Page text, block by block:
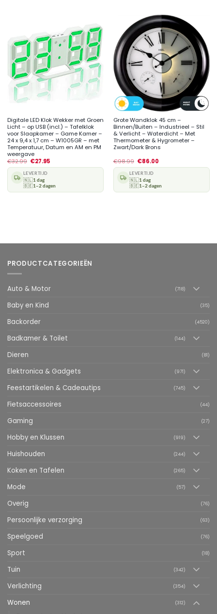
Digitale LED Klok Wekker met Groen
Licht – op USB (incl.) – Tafelklok
voor Slaapkamer – Game Kamer –
24 x 9,4 x 1,7 cm – W1005GR – met
Temperatuur, Datum en AM en PM
weergave
€32.99 €27.95
LEVERTIJD
🇳🇱1 dag
🇧🇪1–2 dagen
Grote Wandklok 45 cm –
Binnen/Buiten – Industrieel – Stil
& Verlicht – Waterdicht – Met
Thermometer & Hygrometer –
Zwart/Dark Brons
€98.99 €86.00
LEVERTIJD
🇳🇱1 dag
🇧🇪1–2 dagen
PRODUCTCATEGORIEËN
Auto & Motor (718)
Baby en Kind (35)
Backorder (4520)
Badkamer & Toilet (144)
Dieren (81)
Elektronica & Gadgets (971)
Feestartikelen & Cadeautips (745)
Fietsaccessoires (44)
Gaming (27)
Hobby en Klussen (919)
Huishouden (244)
Koken en Tafelen (265)
Mode (57)
Overig (76)
Persoonlijke verzorging (63)
Speelgoed (76)
Sport (18)
Tuin (342)
Verlichting (354)
Wonen (312)